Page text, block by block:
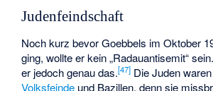
Judenfeindschaft
Noch kurz bevor Goebbels im Oktober
ging, wollte er kein „Radauantisemit“
er jedoch genau das.[47] Die Juden
Volksfeinde und Bazillen, denn sie